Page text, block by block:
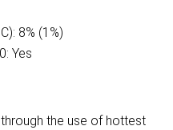
8% (1%)
Yes
the use of hottest